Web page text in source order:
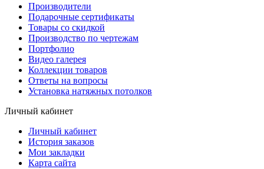
Производители
Подарочные сертификаты
Товары со скидкой
Производство по чертежам
Портфолио
Видео галерея
Коллекции товаров
Ответы на вопросы
Установка натяжных потолков
Личный кабинет
Личный кабинет
История заказов
Мои закладки
Карта сайта